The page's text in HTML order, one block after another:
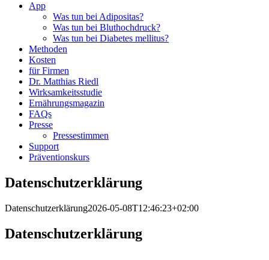
App
Was tun bei Adipositas?
Was tun bei Bluthochdruck?
Was tun bei Diabetes mellitus?
Methoden
Kosten
für Firmen
Dr. Matthias Riedl
Wirksamkeitsstudie
Ernährungsmagazin
FAQs
Presse
Pressestimmen
Support
Präventionskurs
Datenschutzerklärung
Datenschutzerklärung2026-05-08T12:46:23+02:00
Daten­schutz­er­klä­rung